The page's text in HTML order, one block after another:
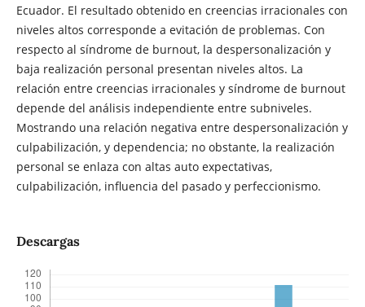
Ecuador. El resultado obtenido en creencias irracionales con
niveles altos corresponde a evitación de problemas. Con
respecto al síndrome de burnout, la despersonalización y
baja realización personal presentan niveles altos. La
relación entre creencias irracionales y síndrome de burnout
depende del análisis independiente entre subniveles.
Mostrando una relación negativa entre despersonalización y
culpabilización, y dependencia; no obstante, la realización
personal se enlaza con altas auto expectativas,
culpabilización, influencia del pasado y perfeccionismo.
Descargas